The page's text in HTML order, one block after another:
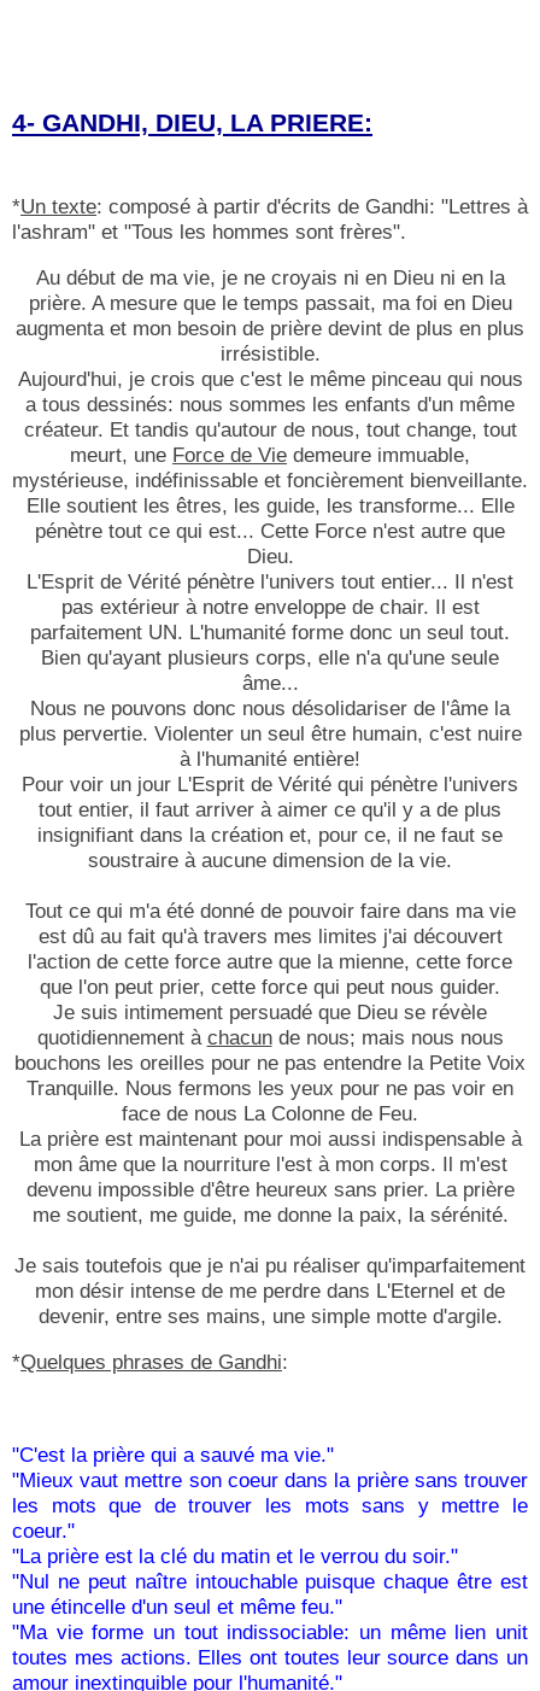
4- GANDHI, DIEU, LA PRIERE:
*Un texte: composé à partir d'écrits de Gandhi: "Lettres à
l'ashram" et "Tous les hommes sont frères".
Au début de ma vie, je ne croyais ni en Dieu ni en la
prière. A mesure que le temps passait, ma foi en Dieu
augmenta et mon besoin de prière devint de plus en plus
irrésistible.
Aujourd'hui, je crois que c'est le même pinceau qui nous
a tous dessinés: nous sommes les enfants d'un même
créateur. Et tandis qu'autour de nous, tout change, tout
meurt, une Force de Vie demeure immuable,
mystérieuse, indéfinissable et foncièrement bienveillante.
Elle soutient les êtres, les guide, les transforme... Elle
pénètre tout ce qui est... Cette Force n'est autre que
Dieu.
L'Esprit de Vérité pénètre l'univers tout entier... Il n'est
pas extérieur à notre enveloppe de chair. Il est
parfaitement UN. L'humanité forme donc un seul tout.
Bien qu'ayant plusieurs corps, elle n'a qu'une seule
âme...
Nous ne pouvons donc nous désolidariser de l'âme la
plus pervertie. Violenter un seul être humain, c'est nuire
à l'humanité entière!
Pour voir un jour L'Esprit de Vérité qui pénètre l'univers
tout entier, il faut arriver à aimer ce qu'il y a de plus
insignifiant dans la création et, pour ce, il ne faut se
soustraire à aucune dimension de la vie.
Tout ce qui m'a été donné de pouvoir faire dans ma vie
est dû au fait qu'à travers mes limites j'ai découvert
l'action de cette force autre que la mienne, cette force
que l'on peut prier, cette force qui peut nous guider.
Je suis intimement persuadé que Dieu se révèle
quotidiennement à chacunde nous; mais nous nous
bouchons les oreilles pour ne pas entendre la Petite Voix
Tranquille. Nous fermons les yeux pour ne pas voir en
face de nous La Colonne de Feu.
La prière est maintenant pour moi aussi indispensable à
mon âme que la nourriture l'est à mon corps. Il m'est
devenu impossible d'être heureux sans prier. La prière
me soutient, me guide, me donne la paix, la sérénité.
Je sais toutefois que je n'ai pu réaliser qu'imparfaitement
mon désir intense de me perdre dans L'Eternel et de
devenir, entre ses mains, une simple motte d'argile.
*Quelques phrases de Gandhi:
"C'est la prière qui a sauvé ma vie."
"Mieux vaut mettre son coeur dans la prière sans trouver
les mots que de trouver les mots sans y mettre le
coeur."
"La prière est la clé du matin et le verrou du soir."
"Nul ne peut naître intouchable puisque chaque être est
une étincelle d'un seul et même feu."
"Ma vie forme un tout indissociable: un même lien unit
toutes mes actions. Elles ont toutes leur source dans un
amour inextinguible pour l'humanité."